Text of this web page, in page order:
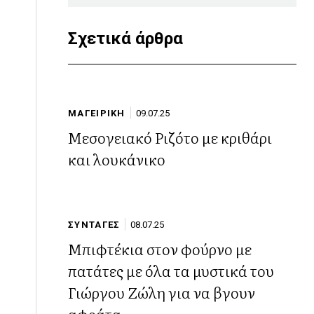
Σχετικά άρθρα
ΜΑΓΕΙΡΙΚΗ 09.07.25
Μεσογειακό Ριζότο με κριθάρι
και λουκάνικο
ΣΥΝΤΑΓΕΣ 08.07.25
Mπιφτέκια στον φούρνο με
πατάτες με όλα τα μυστικά του
Γιώργου Ζώλη για να βγουν